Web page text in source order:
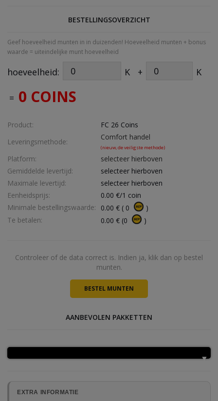
BESTELLINGSOVERZICHT
Geef hoeveelheid munten in in duizenden! Hoeveelheid munten + bonus
waarde = uiteindelijke munt hoeveelheid
hoeveelheid: K + K
= 0 COINS
Product:
FC 26 Coins
Leveringsmethode:
Comfort handel
(nieuw, de veiligste methode)
Platform:
selecteer hierboven
Gemiddelde levertijd:
selecteer hierboven
Maximale levertijd:
selecteer hierboven
Eenheidsprijs:
0.00 €/1 coin
Minimale bestellingswaarde:
0.00 € ( 0
)
Te betalen:
0.00 € (0 )
Controleer of de data correct is. Indien ja, klik dan op bestel
munten.
AANBEVOLEN PAKKETTEN
EXTRA INFORMATIE